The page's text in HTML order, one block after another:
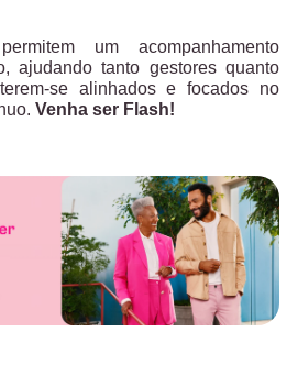
um acompanhamento
ajudando tanto gestores quanto
se alinhados e focados no
Venha ser Flash!